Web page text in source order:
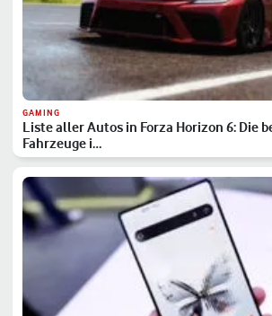
GAMING
Liste aller Autos in Forza Horizon 6: Die
Fahrzeuge i…